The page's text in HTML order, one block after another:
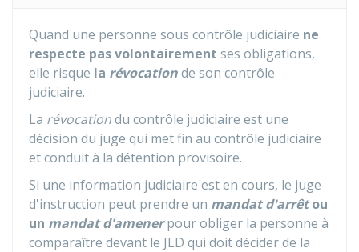
Quand une personne sous contrôle judiciaire ne
respecte pas volontairement ses obligations,
elle risque la révocationde son contrôle
judiciaire.
La révocationdu contrôle judiciaire est une
décision du juge qui met fin au contrôle judiciaire
et conduit à la détention provisoire.
Si une information judiciaire est en cours, le juge
d'instruction peut prendre un mandat d'arrêtou
un mandat d'amener pour obliger la personne à
comparaître devant le JLD qui doit décider de la